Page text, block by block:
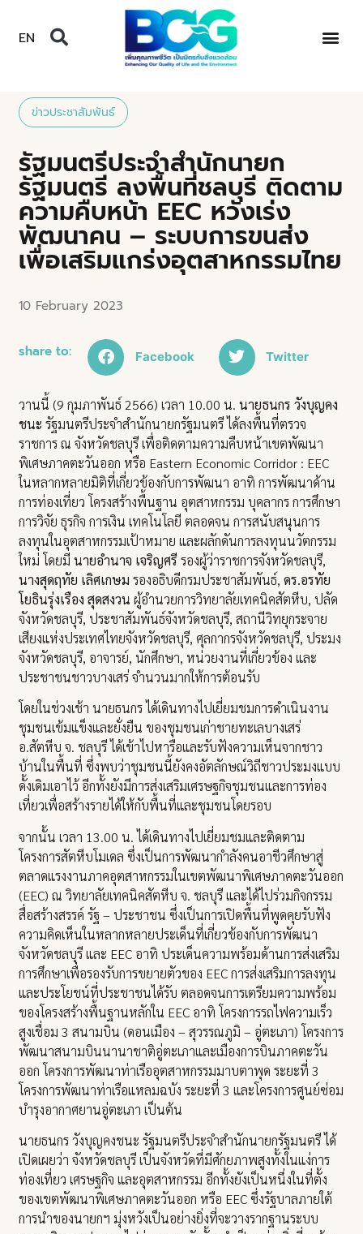
EN
ข่าวประชาสัมพันธ์
รัฐมนตรีประจำสำนักนายก
รัฐมนตรี ลงพื้นที่ชลบุรี ติดตาม
ความคืบหน้า EEC หวังเร่ง
พัฒนาคน – ระบบการขนส่ง
เพื่อเสริมแกร่งอุตสาหกรรมไทย
10 February 2023
share to: Facebook Twitter
วานนี้ (9 กุมภาพันธ์ 2566) เวลา 10.00 น.นายธนกร วังบุญคง
ชนะ รัฐมนตรีประจำสำนักนายกรัฐมนตรี ได้ลงพื้นที่ตรวจ
ราชการ ณ จังหวัดชลบุรี เพื่อติดตามความคืบหน้าเขตพัฒนา
พิเศษภาคตะวันออก หรือ Eastern Economic Corridor : EEC
ในหลากหลายมิติที่เกี่ยวข้องกับการพัฒนา อาทิ การพัฒนาด้าน
การท่องเที่ยว โครงสร้างพื้นฐาน อุตสาหกรรม บุคลากร การศึกษา
การวิจัย ธุรกิจ การเงิน เทคโนโลยี ตลอดจน การสนับสนุนการ
ลงทุนในอุตสาหกรรมเป้าหมาย และผลักดันการลงทุนนวัตกรรม
ใหม่ โดยมีนายอำนาจ เจริญศรีรองผู้ว่าราชการจังหวัดชลบุรี,
นางสุดฤทัย เลิศเกษม รองอธิบดีกรมประชาสัมพันธ์,ดร.อรทัย
โยธินรุ่งเรือง สุดสงวน ผู้อำนวยการวิทยาลัยเทคนิคสัตหีบ, ปลัด
จังหวัดชลบุรี, ประชาสัมพันธ์จังหวัดชลบุรี, สถานีวิทยุกระจาย
เสียงแห่งประเทศไทยจังหวัดชลบุรี, ศุลกากรจังหวัดชลบุรี, ประมง
จังหวัดชลบุรี, อาจารย์, นักศึกษา, หน่วยงานที่เกี่ยวข้อง และ
ประชาชนชาวบางเสร่ จำนวนมากให้การต้อนรับ
โดยในช่วงเช้า นายธนกร ได้เดินทางไปเยี่ยมชมการดำเนินงาน
ชุมชนเข้มแข็งและยั่งยืน ของชุมชนเก่าชายทะเลบางเสร่
อ.สัตหีบ จ. ชลบุรี ได้เข้าไปหารือและรับฟังความเห็นจากชาว
บ้านในพื้นที่ ซึ่งพบว่าชุมชนนี้ยังคงอัตลักษณ์วิถีชาวประมงแบบ
ดั้งเดิมเอาไว้ อีกทั้งยังมีการส่งเสริมเศรษฐกิจชุมชนและการท่อง
เที่ยวเพื่อสร้างรายได้ให้กับพื้นที่และชุมชนโดยรอบ
จากนั้น เวลา 13.00 น. ได้เดินทางไปเยี่ยมชมและติดตาม
โครงการสัตหีบโมเดล ซึ่งเป็นการพัฒนากำลังคนอาชีวศึกษาสู่
ตลาดแรงงานภาคอุตสาหกรรมในเขตพัฒนาพิเศษภาคตะวันออก
(EEC) ณ วิทยาลัยเทคนิคสัตหีบ จ. ชลบุรี และได้ไปร่วมกิจกรรม
สื่อสร้างสรรค์ รัฐ – ประชาชน ซึ่งเป็นการเปิดพื้นที่พูดคุยรับฟัง
ความคิดเห็นในหลากหลายประเด็นที่เกี่ยวข้องกับการพัฒนา
จังหวัดชลบุรี และ EEC อาทิ ประเด็นความพร้อมด้านการส่งเสริม
การศึกษาเพื่อรองรับการขยายตัวของ EEC การส่งเสริมการลงทุน
และประโยชน์ที่ประชาชนได้รับ ตลอดจนการเตรียมความพร้อม
ของโครงสร้างพื้นฐานหลักใน EEC อาทิ โครงการรถไฟความเร็ว
สูงเชื่อม 3 สนามบิน (ดอนเมือง – สุวรรณภูมิ – อู่ตะเภา) โครงการ
พัฒนาสนามบินนานาชาติอู่ตะเภาและเมืองการบินภาคตะวัน
ออก โครงการพัฒนาท่าเรืออุตสาหกรรมมาบตาพุด ระยะที่ 3
โครงการพัฒนาท่าเรือแหลมฉบัง ระยะที่ 3 และโครงการศูนย์ซ่อม
บำรุงอากาศยานอู่ตะเภา เป็นต้น
นายธนกร วังบุญคงชนะ รัฐมนตรีประจำสำนักนายกรัฐมนตรี ได้
เปิดเผยว่า จังหวัดชลบุรี เป็นจังหวัดที่มีศักยภาพสูงทั้งในแง่การ
ท่องเที่ยว เศรษฐกิจ และอุตสาหกรรม อีกทั้งยังเป็นหนึ่งในที่ตั้ง
ของเขตพัฒนาพิเศษภาคตะวันออก หรือ EEC ซึ่งรัฐบาลภายใต้
การนำของนายกฯ มุ่งหวังเป็นอย่างยิ่งที่จะวางรากฐานระบบ